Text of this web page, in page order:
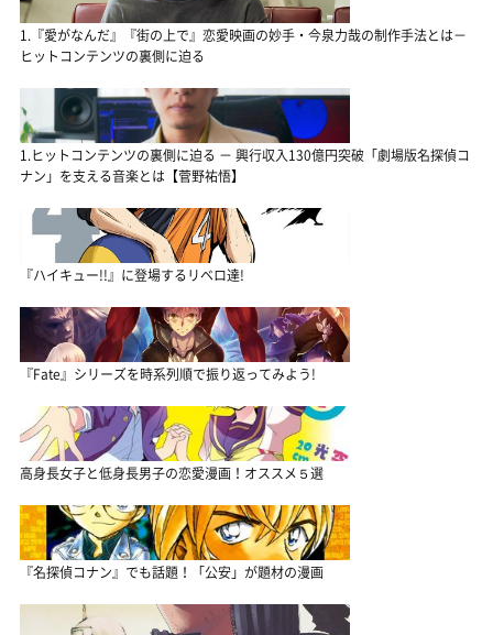
1.『愛がなんだ』『街の上で』恋愛映画の妙手・今泉力哉の制作手法とは－
ヒットコンテンツの裏側に迫る
1.ヒットコンテンツの裏側に迫る － 興行収入130億円突破「劇場版名探偵コ
ナン」を支える音楽とは【菅野祐悟】
『ハイキュー!!』に登場するリベロ達!
『Fate』シリーズを時系列順で振り返ってみよう!
高身長女子と低身長男子の恋愛漫画！オススメ５選
『名探偵コナン』でも話題！「公安」が題材の漫画